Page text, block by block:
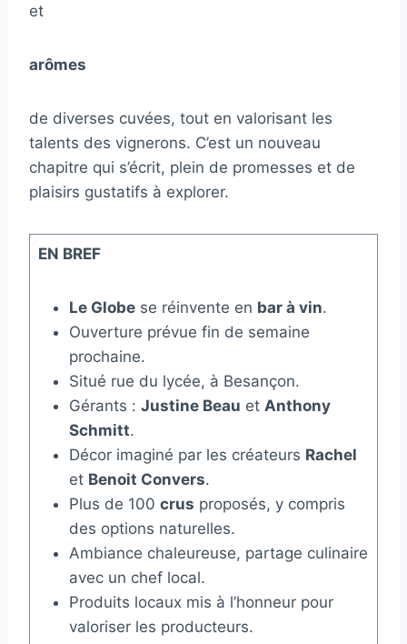
et
arômes
de diverses cuvées, tout en valorisant les
talents des vignerons. C’est un nouveau
chapitre qui s’écrit, plein de promesses et de
plaisirs gustatifs à explorer.
EN BREF
Le Globese réinvente en bar à vin.
Ouverture prévue fin de semaine
prochaine.
Situé rue du lycée, à Besançon.
Gérants : Justine Beau et Anthony
Schmitt.
Décor imaginé par les créateurs Rachel
et Benoit Convers.
Plus de 100 crus proposés, y compris
des options naturelles.
Ambiance chaleureuse, partage culinaire
avec un chef local.
Produits locaux mis à l’honneur pour
valoriser les producteurs.